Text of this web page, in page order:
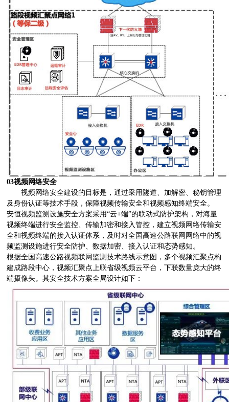
03视频网络安全
视频网络安全建设的目标是，通过采用隧道、加解密、秘钥管理
及身份认证等技术手段，保障视频传输安全和视频感知终端安全。
安恒视频监测设施安全方案采用“云+端”的联动式防护架构，对海量
视频终端进行安全监控、传输加密和接入管控，建立视频网络传输安
全和视频终端的接入认证体系，及时对全国高速公路联网网络中的视
频监测设施进行安全防护、数据加密、接入认证和态势感知。
根据全国高速公路视频联网监测技术路线示意图，多个视频汇聚点构
建成路段中心，视频汇聚点上联省级视频云平台，下联数量庞大的终
端摄像头。其安全技术方案全局设计如下：